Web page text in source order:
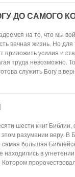
ДО САМОГО
на то, что мы
вечная жизнь. Но для
приложить усилия и
труда невозможно.
служить Богу в
шести книг Библии,
разумении веру. В
самая большая
находились в